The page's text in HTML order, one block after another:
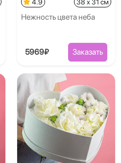
4.9 38 x 31 см
Нежность цвета неба
5969₽ Заказать